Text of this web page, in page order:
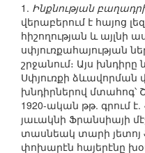
1. Ինքնության
վերաբերում է հայոց
հիշողության և
սփյուռքահայության
շրջանում։ Այս խնդիրը
Սփյուռքի ձևավորման
խնդիրներով
1920-ական թթ. գրում է.
յաւակնի Ֆրանսիայի
տասնեակ տարի յետոյ
փոխարէն հայերէնը